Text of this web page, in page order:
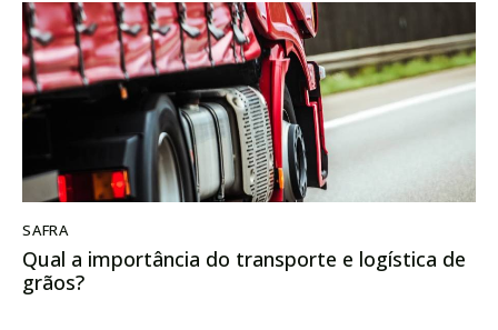
SAFRA
Qual a importância do transporte e logística de
grãos?